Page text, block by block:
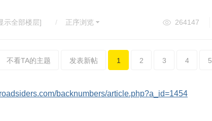
示全部楼层] / 正序浏览 264147
1 2 3 4 5
发表新帖
不看TA的主题
backnumbers/article.php?a_id=1454